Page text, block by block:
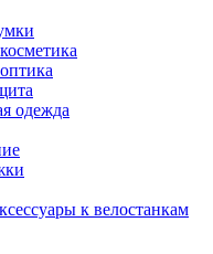
одежда
к велостанкам